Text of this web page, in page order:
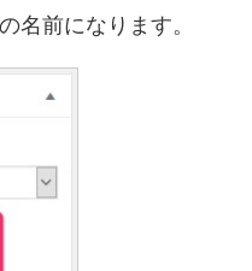
名前になります。